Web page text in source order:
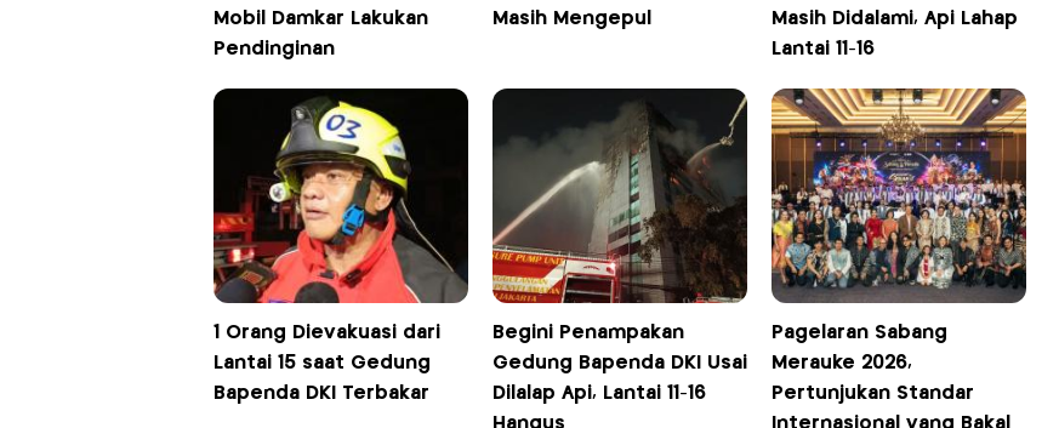
Mobil Damkar Lakukan
Pendinginan
Masih Mengepul
Masih Didalami, Api Lahap
Lantai 11-16
1 Orang Dievakuasi dari
Lantai 15 saat Gedung
Bapenda DKI Terbakar
Begini Penampakan
Gedung Bapenda DKI Usai
Dilalap Api, Lantai 11-16
Hangus
Pagelaran Sabang
Merauke 2026,
Pertunjukan Standar
Internasional yang Bakal